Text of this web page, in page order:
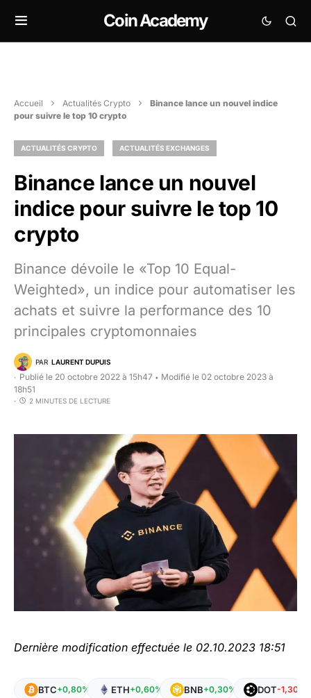
Coin Academy
Accueil Actualités Crypto
Binance lance un nouvel indice
pour suivre le top 10 crypto
ACTUALITÉS CRYPTO ACTUALITÉS EXCHANGES
Binance lance un nouvel
indice pour suivre le top 10
crypto
Binance dévoile le «Top 10 Equal-
Weighted», un indice pour automatiser les
achats et suivre la performance des 10
principales cryptomonnaies
PAR LAURENT DUPUIS
Publié le 20 octobre 2022 à 15h47 • Modifié le 02 octobre 2023 à
18h51
2 MINUTES DE LECTURE
Dernière modification effectuée le 02.10.2023 18:51
BTC+0,80% ETH+0,60% BNB+0,30% DOT-1,30%